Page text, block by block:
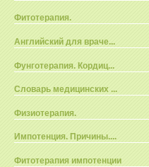
Фитотерапия.
Английский для враче...
Фунготерапия. Кордиц...
Словарь медицинских ...
Физиотерапия.
Импотенция. Причины....
Фитотерапия импотенции